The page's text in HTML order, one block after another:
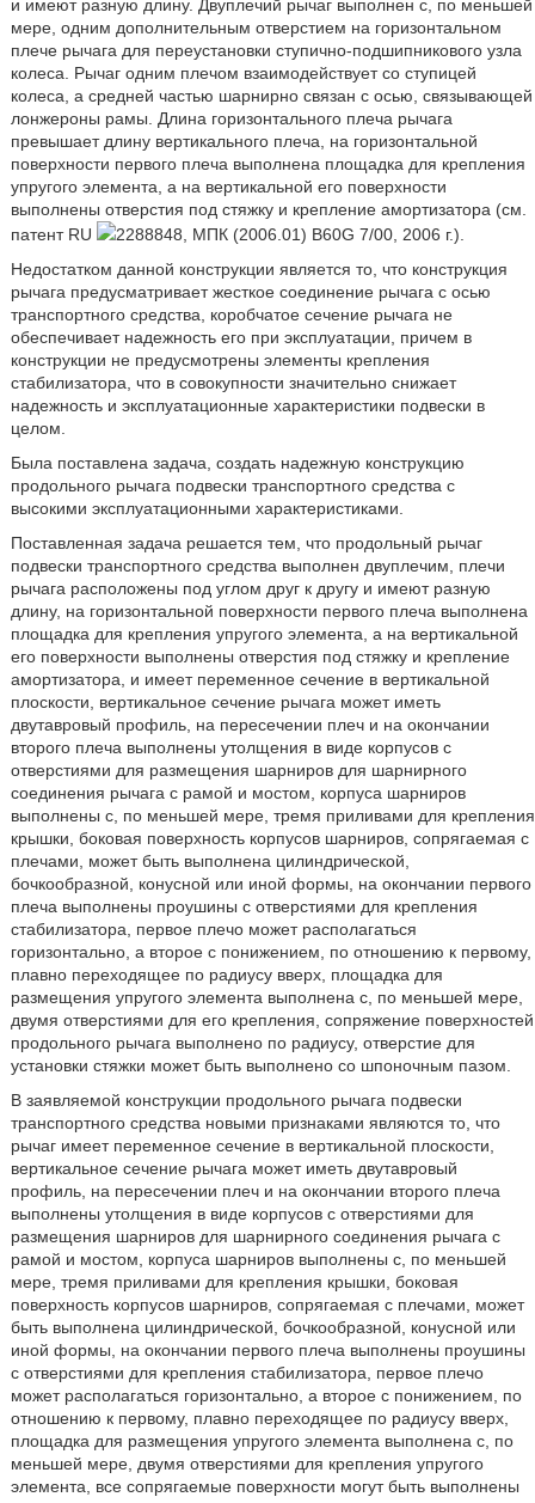
и имеют разную длину. Двуплечий рычаг выполнен с, по меньшей
мере, одним дополнительным отверстием на горизонтальном
плече рычага для переустановки ступично-подшипникового узла
колеса. Рычаг одним плечом взаимодействует со ступицей
колеса, а средней частью шарнирно связан с осью, связывающей
лонжероны рамы. Длина горизонтального плеча рычага
превышает длину вертикального плеча, на горизонтальной
поверхности первого плеча выполнена площадка для крепления
упругого элемента, а на вертикальной его поверхности
выполнены отверстия под стяжку и крепление амортизатора (см.
патент RU
2288848, МПК (2006.01) B60G 7/00, 2006 г.).
Недостатком данной конструкции является то, что конструкция
рычага предусматривает жесткое соединение рычага с осью
транспортного средства, коробчатое сечение рычага не
обеспечивает надежность его при эксплуатации, причем в
конструкции не предусмотрены элементы крепления
стабилизатора, что в совокупности значительно снижает
надежность и эксплуатационные характеристики подвески в
целом.
Была поставлена задача, создать надежную конструкцию
продольного рычага подвески транспортного средства с
высокими эксплуатационными характеристиками.
Поставленная задача решается тем, что продольный рычаг
подвески транспортного средства выполнен двуплечим, плечи
рычага расположены под углом друг к другу и имеют разную
длину, на горизонтальной поверхности первого плеча выполнена
площадка для крепления упругого элемента, а на вертикальной
его поверхности выполнены отверстия под стяжку и крепление
амортизатора, и имеет переменное сечение в вертикальной
плоскости, вертикальное сечение рычага может иметь
двутавровый профиль, на пересечении плеч и на окончании
второго плеча выполнены утолщения в виде корпусов с
отверстиями для размещения шарниров для шарнирного
соединения рычага с рамой и мостом, корпуса шарниров
выполнены с, по меньшей мере, тремя приливами для крепления
крышки, боковая поверхность корпусов шарниров, сопрягаемая с
плечами, может быть выполнена цилиндрической,
бочкообразной, конусной или иной формы, на окончании первого
плеча выполнены проушины с отверстиями для крепления
стабилизатора, первое плечо может располагаться
горизонтально, а второе с понижением, по отношению к первому,
плавно переходящее по радиусу вверх, площадка для
размещения упругого элемента выполнена с, по меньшей мере,
двумя отверстиями для его крепления, сопряжение поверхностей
продольного рычага выполнено по радиусу, отверстие для
установки стяжки может быть выполнено со шпоночным пазом.
В заявляемой конструкции продольного рычага подвески
транспортного средства новыми признаками являются то, что
рычаг имеет переменное сечение в вертикальной плоскости,
вертикальное сечение рычага может иметь двутавровый
профиль, на пересечении плеч и на окончании второго плеча
выполнены утолщения в виде корпусов с отверстиями для
размещения шарниров для шарнирного соединения рычага с
рамой и мостом, корпуса шарниров выполнены с, по меньшей
мере, тремя приливами для крепления крышки, боковая
поверхность корпусов шарниров, сопрягаемая с плечами, может
быть выполнена цилиндрической, бочкообразной, конусной или
иной формы, на окончании первого плеча выполнены проушины
с отверстиями для крепления стабилизатора, первое плечо
может располагаться горизонтально, а второе с понижением, по
отношению к первому, плавно переходящее по радиусу вверх,
площадка для размещения упругого элемента выполнена с, по
меньшей мере, двумя отверстиями для крепления упругого
элемента, все сопрягаемые поверхности могут быть выполнены